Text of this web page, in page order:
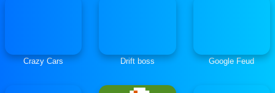
Crazy Cars Drift boss Google Feud